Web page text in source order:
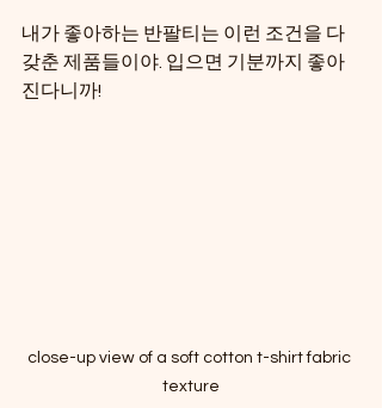
내가 좋아하는 반팔티는 이런 조건을 다
갖춘 제품들이야. 입으면 기분까지 좋아
진다니까!
close-up view of a soft cotton t-shirt fabric
texture